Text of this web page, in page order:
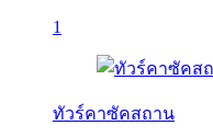
1
ทัวร์คาซัคสถาน